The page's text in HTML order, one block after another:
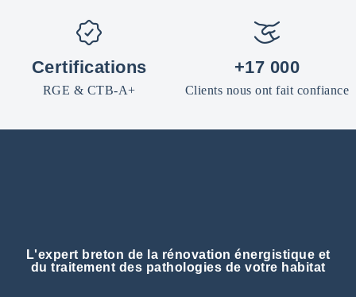
Certifications
RGE & CTB-A+
+17 000
Clients nous ont fait confiance
L'expert breton de la rénovation énergistique et
du traitement des pathologies de votre habitat